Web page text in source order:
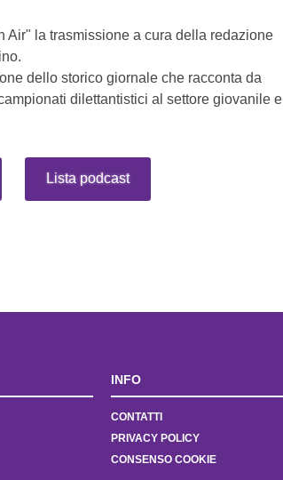
Air" la trasmissione a cura della redazione
dello storico giornale che racconta da
dilettantistici al settore giovanile e
Lista podcast
INFO
CONTATTI
PRIVACY POLICY
CONSENSO COOKIE